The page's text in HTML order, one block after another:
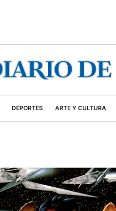
DEPORTES ARTE Y CULTURA